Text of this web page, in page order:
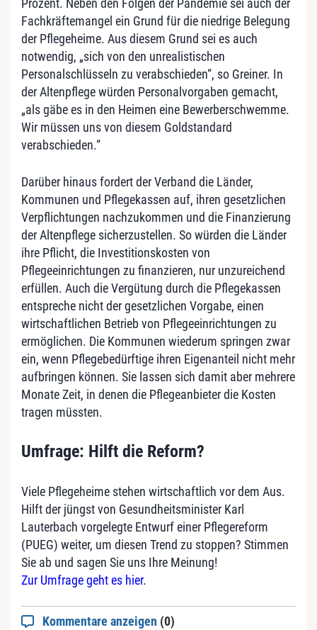
Prozent. Neben den Folgen der Pandemie sei auch der
Fachkräftemangel ein Grund für die niedrige Belegung
der Pflegeheime. Aus diesem Grund sei es auch
notwendig, „sich von den unrealistischen
Personalschlüsseln zu verabschieden“, so Greiner. In
der Altenpflege würden Personalvorgaben gemacht,
„als gäbe es in den Heimen eine Bewerberschwemme.
Wir müssen uns von diesem Goldstandard
verabschieden.“
Darüber hinaus fordert der Verband die Länder,
Kommunen und Pflegekassen auf, ihren gesetzlichen
Verpflichtungen nachzukommen und die Finanzierung
der Altenpflege sicherzustellen. So würden die Länder
ihre Pflicht, die Investitionskosten von
Pflegeeinrichtungen zu finanzieren, nur unzureichend
erfüllen. Auch die Vergütung durch die Pflegekassen
entspreche nicht der gesetzlichen Vorgabe, einen
wirtschaftlichen Betrieb von Pflegeeinrichtungen zu
ermöglichen. Die Kommunen wiederum springen zwar
ein, wenn Pflegebedürftige ihren Eigenanteil nicht mehr
aufbringen können. Sie lassen sich damit aber mehrere
Monate Zeit, in denen die Pflegeanbieter die Kosten
tragen müssten.
Umfrage: Hilft die Reform?
Viele Pflegeheime stehen wirtschaftlich vor dem Aus.
Hilft der jüngst von Gesundheitsminister Karl
Lauterbach vorgelegte Entwurf einer Pflegereform
(PUEG) weiter, um diesen Trend zu stoppen? Stimmen
Sie ab und sagen Sie uns Ihre Meinung!
Zur Umfrage geht es hier.
Kommentare anzeigen (0)